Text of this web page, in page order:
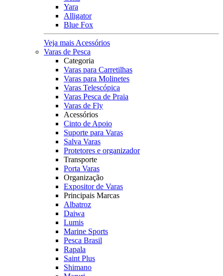
Yara
Alligator
Blue Fox
Veja mais Acessórios
Varas de Pesca
Categoria
Varas para Carretilhas
Varas para Molinetes
Varas Telescópica
Varas Pesca de Praia
Varas de Fly
Acessórios
Cinto de Apoio
Suporte para Varas
Salva Varas
Protetores e organizador
Transporte
Porta Varas
Organização
Expositor de Varas
Principais Marcas
Albatroz
Daiwa
Lumis
Marine Sports
Pesca Brasil
Rapala
Saint Plus
Shimano